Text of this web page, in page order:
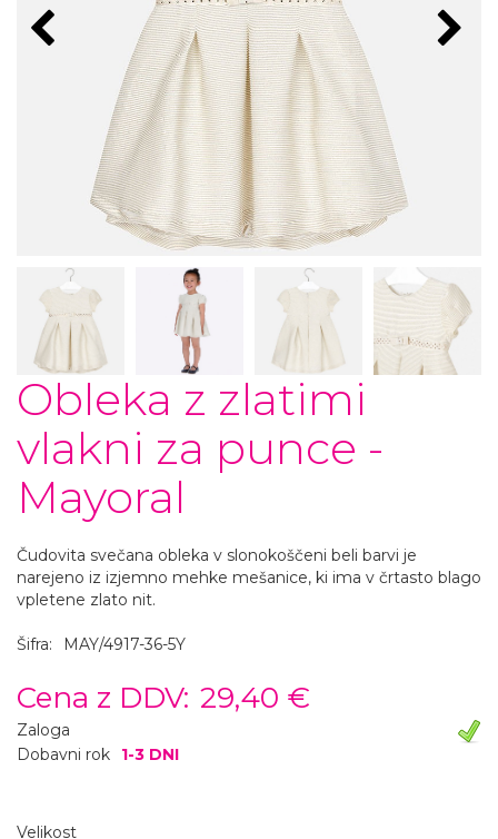
Obleka z zlatimi
vlakni za punce -
Mayoral
Čudovita svečana obleka v slonokoščeni beli barvi je
narejeno iz izjemno mehke mešanice, ki ima v črtasto blago
vpletene zlato nit.
Šifra: MAY/4917-36-5Y
Cena z DDV: 29,40 €
Zaloga
Dobavni rok
1-3 DNI
Velikost